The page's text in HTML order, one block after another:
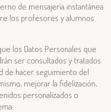
de mensajería instantánea
los profesores y alumnos
los Datos Personales que
ser consultados y tratados
de hacer seguimiento del
mejorar la fidelización,
personalizados o